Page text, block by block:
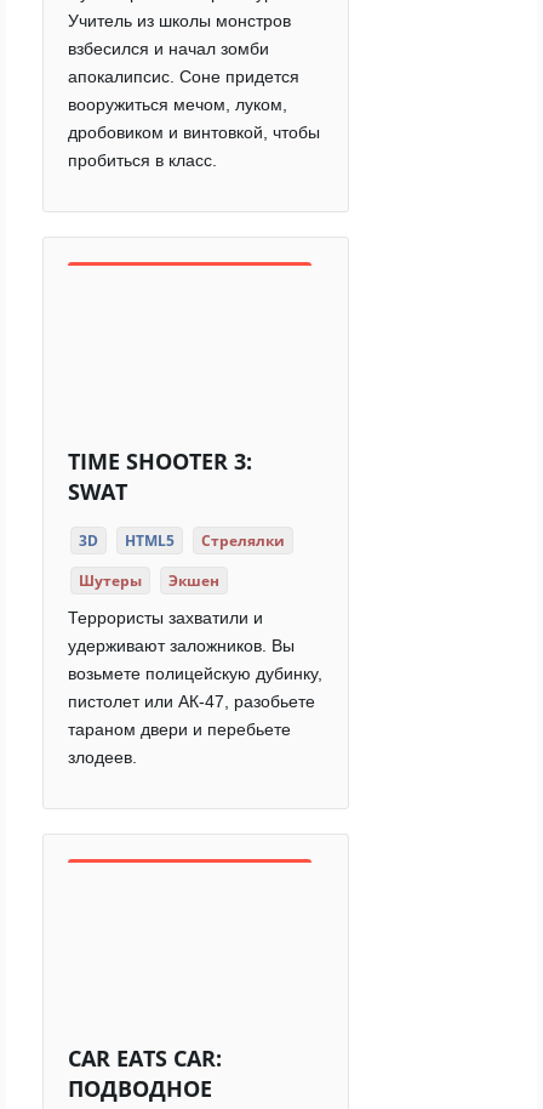
Учитель из школы монстров
взбесился и начал зомби
апокалипсис. Соне придется
вооружиться мечом, луком,
дробовиком и винтовкой, чтобы
пробиться в класс.
TIME SHOOTER 3:
SWAT
3D HTML5
Стрелялки
Шутеры
Экшен
Террористы захватили и
удерживают заложников. Вы
возьмете полицейскую дубинку,
пистолет или АК-47, разобьете
тараном двери и перебьете
злодеев.
CAR EATS CAR:
ПОДВОДНОЕ